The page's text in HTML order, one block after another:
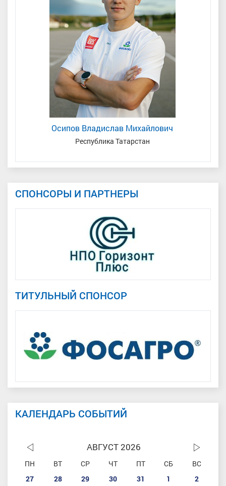
Осипов Владислав Михайлович
Республика Татарстан
СПОНСОРЫ И ПАРТНЕРЫ
ТИТУЛЬНЫЙ СПОНСОР
КАЛЕНДАРЬ СОБЫТИЙ
АВГУСТ 2026
ПН ВТ СР ЧТ ПТ СБ
ВС
27
28 29 30 31 1
2